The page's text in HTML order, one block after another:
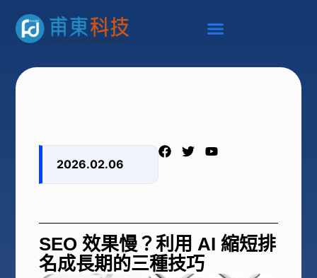
2026.02.06
SEO 效果慢？利用 AI 縮短排
名成長期的三種技巧